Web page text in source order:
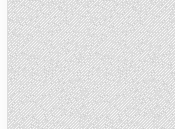
г
о
р
і
ї